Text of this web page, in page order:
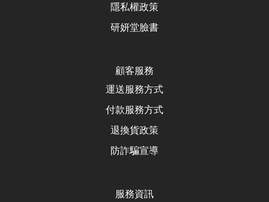
隱私權政策
研妍堂臉書
顧客服務
運送服務方式
付款服務方式
退換貨政策
防詐騙宣導
服務資訊